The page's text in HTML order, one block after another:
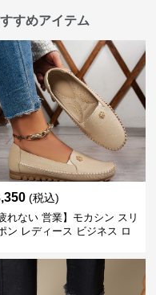
すめアイテム
(税込)
疲れない 営業】モカシン スリ
ン レディース ビジネス ロ
アル パンプス以外